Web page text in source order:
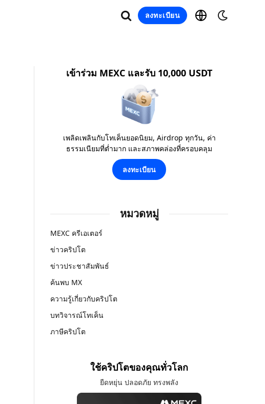
ลงทะเบียน
เข้าร่วม MEXC และรับ 10,000 USDT
เพลิดเพลินกับโทเค็นยอดนิยม, Airdrop ทุกวัน, ค่า
ธรรมเนียมที่ต่ำมาก และสภาพคล่องที่ครอบคลุม
ลงทะเบียน
หมวดหมู่
MEXC ครีเอเตอร์
ข่าวคริปโต
ข่าวประชาสัมพันธ์
ค้นพบ MX
ความรู้เกี่ยวกับคริปโต
บทวิจารณ์โทเค็น
ภาษีคริปโต
ใช้คริปโตของคุณทั่วโลก
ยืดหยุ่น ปลอดภัย ทรงพลัง